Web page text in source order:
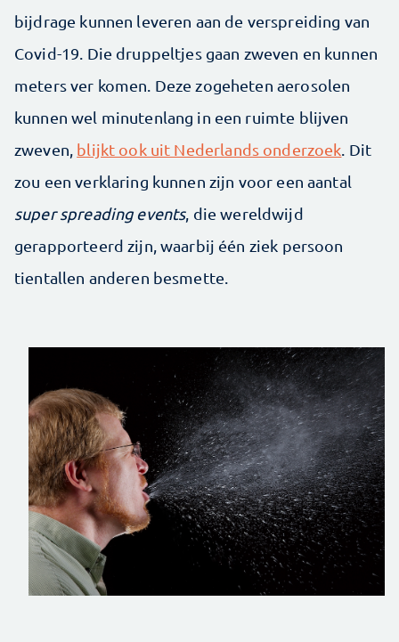
bijdrage kunnen leveren aan de verspreiding van
Covid-19. Die druppeltjes gaan zweven en kunnen
meters ver komen. Deze zogeheten aerosolen
kunnen wel minutenlang in een ruimte blijven
zweven, blijkt ook uit Nederlands onderzoek. Dit
zou een verklaring kunnen zijn voor een aantal
super spreading events, die wereldwijd
gerapporteerd zijn, waarbij één ziek persoon
tientallen anderen besmette.